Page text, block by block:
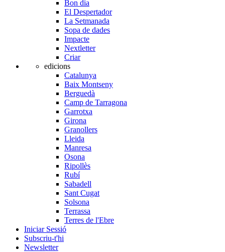
Bon dia
El Despertador
La Setmanada
Sopa de dades
Impacte
Nextletter
Criar
edicions
Catalunya
Baix Montseny
Berguedà
Camp de Tarragona
Garrotxa
Girona
Granollers
Lleida
Manresa
Osona
Ripollès
Rubí
Sabadell
Sant Cugat
Solsona
Terrassa
Terres de l'Ebre
Iniciar Sessió
Subscriu-t'hi
Newsletter